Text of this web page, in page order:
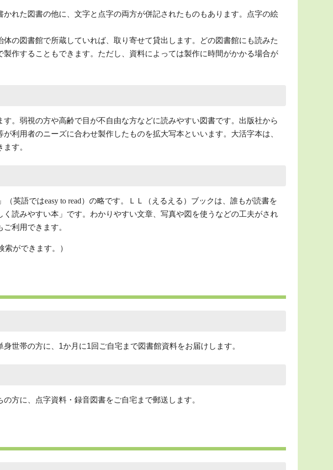
れた図書の他に、文字と点字の両方が併記されたものもあります。点字の絵
の図書館で所蔵していれば、取り寄せて貸出します。どの図書館にも読みた
作することもできます。ただし、資料によっては製作に時間がかかる場合が
。弱視の方や高齢で目が不自由な方などに読みやすい図書です。出版社から
利用者のニーズに合わせ製作したものを拡大写本といいます。大活字本は、
す。
（英語ではeasy to read）の略です。ＬＬ（えるえる）ブックは、誰もが読書を
読みやすい本」です。わかりやすい文章、写真や図を使うなどの工夫がされ
利用できます。
索ができます。）
世帯の方に、1か月に1回ご自宅まで図書館資料をお届けします。
方に、点字資料・録音図書をご自宅まで郵送します。